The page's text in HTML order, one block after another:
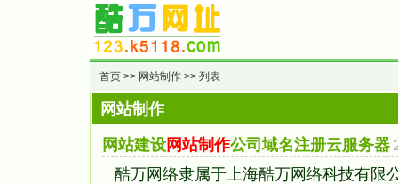
首页 >> 网站制作 >> 列表
网站制作
网站建设网站制作公司域名注册云服务器
酷万网络隶属于上海酷万网络科技有限